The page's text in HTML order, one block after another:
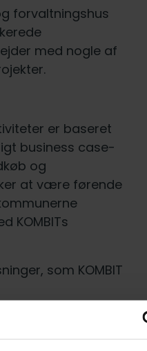
forvaltningshus
med nogle af
er baseret
business case-
og
at være førende
KOMBITs
som KOMBIT